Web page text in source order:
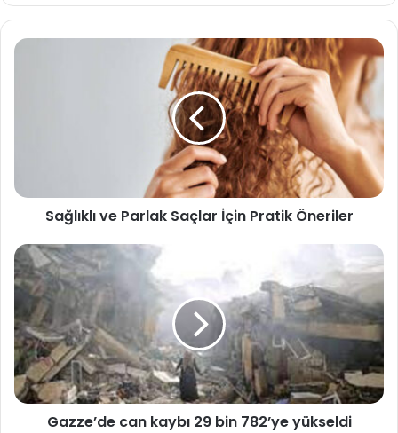
Sağlıklı ve Parlak Saçlar İçin Pratik Öneriler
Gazze’de can kaybı 29 bin 782’ye yükseldi